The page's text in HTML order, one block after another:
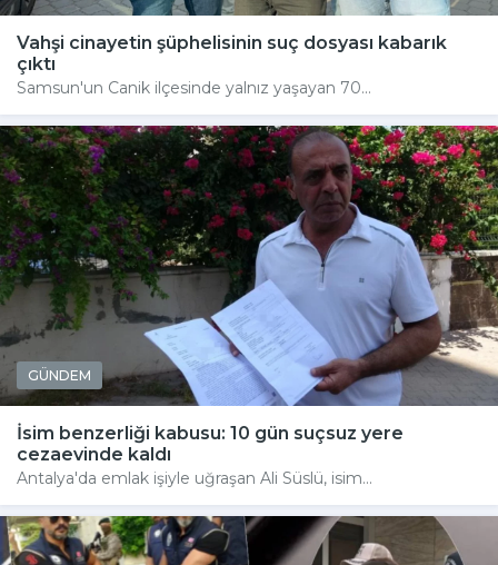
Vahşi cinayetin şüphelisinin suç dosyası kabarık
çıktı
Samsun'un Canik ilçesinde yalnız yaşayan 70...
GÜNDEM
İsim benzerliği kabusu: 10 gün suçsuz yere
cezaevinde kaldı
Antalya'da emlak işiyle uğraşan Ali Süslü, isim...